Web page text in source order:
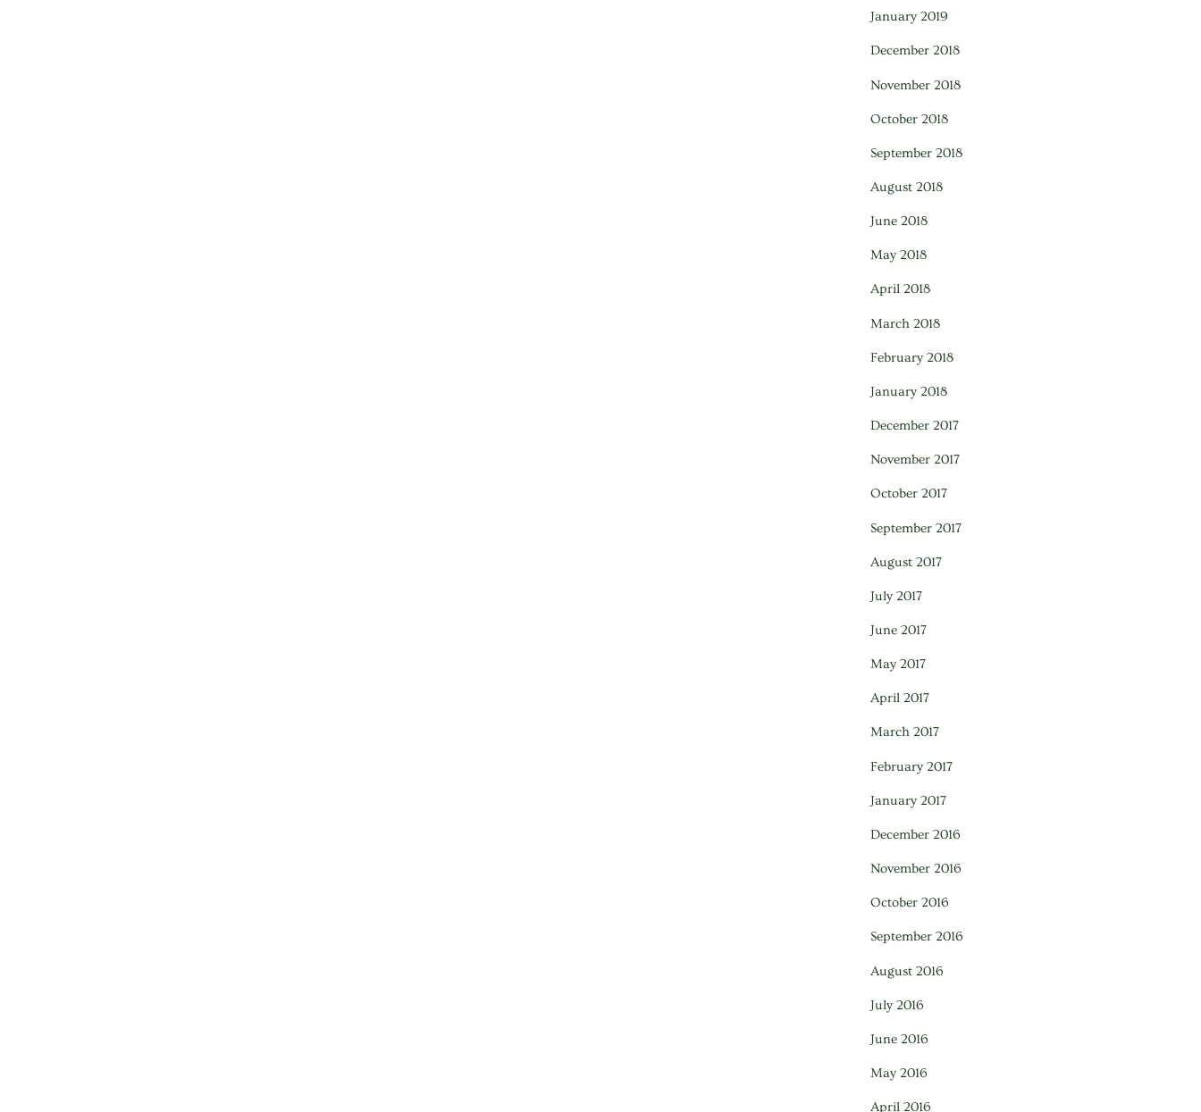
January 2019
December 2018
November 2018
October 2018
September 2018
August 2018
June 2018
May 2018
April 2018
March 2018
February 2018
January 2018
December 2017
November 2017
October 2017
September 2017
August 2017
July 2017
June 2017
May 2017
April 2017
March 2017
February 2017
January 2017
December 2016
November 2016
October 2016
September 2016
August 2016
July 2016
June 2016
May 2016
April 2016